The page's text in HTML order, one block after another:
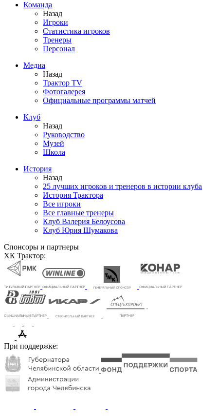
Команда
Назад
Игроки
Статистика игроков
Тренеры
Персонал
Медиа
Назад
Трактор TV
Фотогалерея
Официальные программы матчей
Клуб
Назад
Руководство
Музей
Школа
История
Назад
25 лучших игроков и тренеров в истории клуба
История Трактора
Все игроки
Все главные тренеры
Клуб Валерия Белоусова
Клуб Юрия Шумакова
Спонсоры и партнеры
ХК Трактор:
При поддержке: